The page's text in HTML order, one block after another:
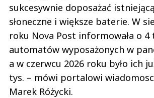
sukcesywnie doposażać
słoneczne i większe baterie. W
roku Nova Post informowała o 4
automatów wyposażonych w
a w czerwcu 2026 roku było ich
tys. – mówi portalowi
Marek Różycki.